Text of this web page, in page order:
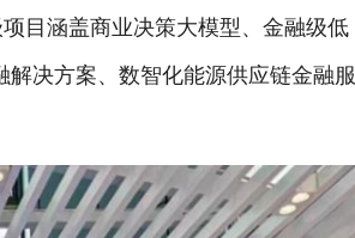
目涵盖商业决策大模型、金融级低
解决方案、数智化能源供应链金融服